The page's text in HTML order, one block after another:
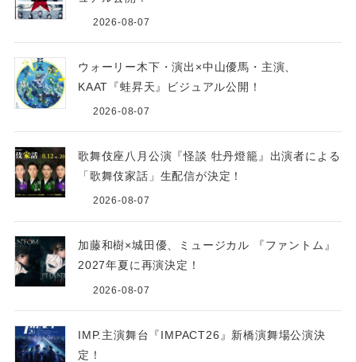
2026-08-07
ウォーリー木下・演出×中山優馬・主演、
KAAT『蛙昇天』ビジュアル公開！
2026-08-07
歌舞伎座八月公演『怪談 牡丹燈籠』出演者による
「歌舞伎家話」生配信が決定！
2026-08-07
加藤和樹×城田優、ミュージカル 『ファントム』
2027年夏に再演決定！
2026-08-07
IMP.主演舞台『IMPACT26』新橋演舞場公演決
定！